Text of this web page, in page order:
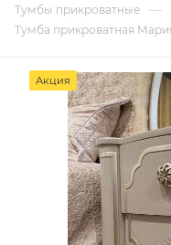
Тумбы прикроватные —
Тумба прикроватная
Акция